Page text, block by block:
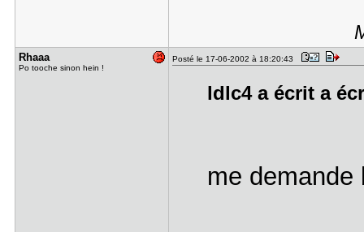
Rhaaa
Po tooche sinon hein !
Posté le 17-06-2002 à 18:20:43
ldlc4 a écrit a
me